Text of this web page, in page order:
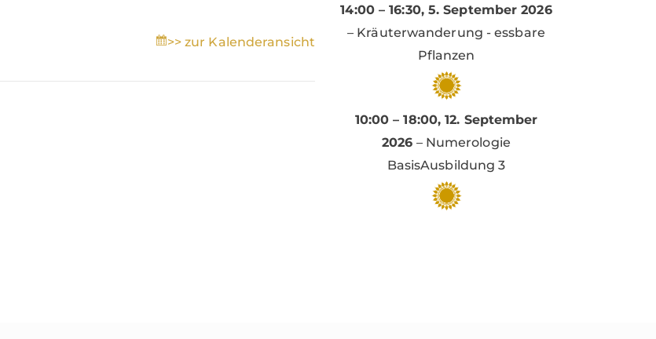
>> zur Kalenderansicht
14:00 – 16:30, 5. September 2026
– Kräuterwanderung - essbare
Pflanzen
10:00 – 18:00,12. September
2026 – Numerologie
BasisAusbildung 3